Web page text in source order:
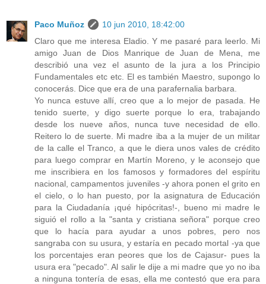
Paco Muñoz
10 jun 2010, 18:42:00
Claro que me interesa Eladio. Y me pasaré para leerlo. Mi
amigo Juan de Dios Manrique de Juan de Mena, me
describió una vez el asunto de la jura a los Principio
Fundamentales etc etc. El es también Maestro, supongo lo
conocerás. Dice que era de una parafernalia barbara.
Yo nunca estuve allí, creo que a lo mejor de pasada. He
tenido suerte, y digo suerte porque lo era, trabajando
desde los nueve años, nunca tuve necesidad de ello.
Reitero lo de suerte. Mi madre iba a la mujer de un militar
de la calle el Tranco, a que le diera unos vales de crédito
para luego comprar en Martín Moreno, y le aconsejo que
me inscribiera en los famosos y formadores del espíritu
nacional, campamentos juveniles -y ahora ponen el grito en
el cielo, o lo han puesto, por la asignatura de Educación
para la Ciudadanía ¡qué hipócritas!-, bueno mi madre le
siguió el rollo a la "santa y cristiana señora" porque creo
que lo hacía para ayudar a unos pobres, pero nos
sangraba con su usura, y estaría en pecado mortal -ya que
los porcentajes eran peores que los de Cajasur- pues la
usura era "pecado". Al salir le dije a mi madre que yo no iba
a ninguna tontería de esas, ella me contestó que era para